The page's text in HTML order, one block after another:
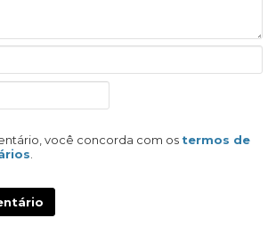
você concorda com os termos de
.